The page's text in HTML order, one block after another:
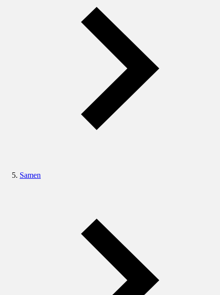
Samen